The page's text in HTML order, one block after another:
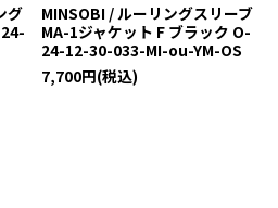
グ
MINSOBI / ルーリングスリーブ
MA-1ジャケット F ブラック O-
24-12-30-033-MI-ou-YM-OS
7,700円(税込)